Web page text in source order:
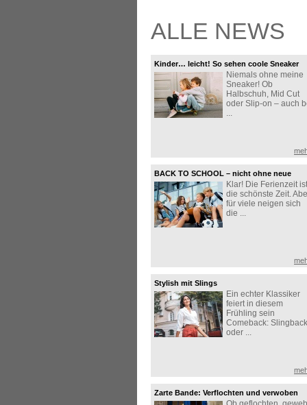
ALLE NEWS
Kinder… leicht! So sehen coole Sneaker
aus!
Niemals ohne meine
Sneaker! Ob
Halbschuh, Mid Cut
oder Slip-on – auch
...
BACK TO SCHOOL – nicht ohne neue
Sneaker!
Klar! Die Ferienzeit ist
die schönste Zeit.
für viele neigen sich
die ...
Stylish mit Slings
Ein echter Klassiker
feiert in diesem
Frühling sein
Comeback:
oder ...
Zarte Bande: Verflochten und verwoben